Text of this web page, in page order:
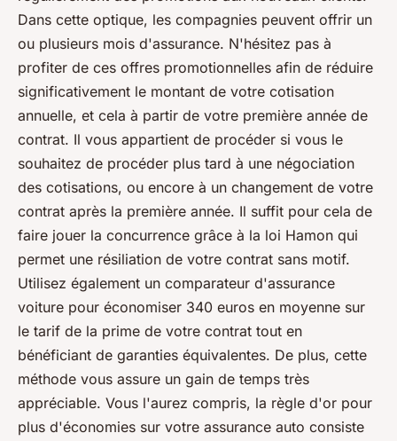
Dans cette optique, les compagnies peuvent offrir un
ou plusieurs mois d'assurance. N'hésitez pas à
profiter de ces offres promotionnelles afin de réduire
significativement le montant de votre cotisation
annuelle, et cela à partir de votre première année de
contrat. Il vous appartient de procéder si vous le
souhaitez de procéder plus tard à une négociation
des cotisations, ou encore à un changement de votre
contrat après la première année. Il suffit pour cela de
faire jouer la concurrence grâce à la loi Hamon qui
permet une résiliation de votre contrat sans motif.
Utilisez également un comparateur d'assurance
voiture pour économiser 340 euros en moyenne sur
le tarif de la prime de votre contrat tout en
bénéficiant de garanties équivalentes. De plus, cette
méthode vous assure un gain de temps très
appréciable. Vous l'aurez compris, la règle d'or pour
plus d'économies sur votre assurance auto consiste